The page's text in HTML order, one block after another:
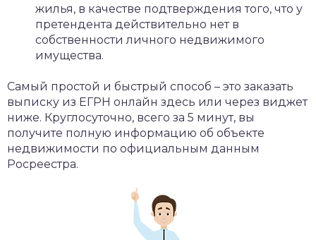
жилья, в качестве подтверждения того, что у
претендента действительно нет в
собственности личного недвижимого
имущества.
Самый простой и быстрый способ – это заказать
выписку из ЕГРН онлайн здесь или через виджет
ниже. Круглосуточно, всего за 5 минут, вы
получите полную информацию об объекте
недвижимости по официальным данным
Росреестра.